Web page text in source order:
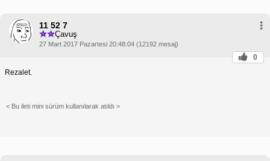
11 52 7
Çavuş
27 Mart 2017 Pazartesi 20:48:04 (12192 mesaj)
0
Rezalet.
< Bu ileti mini sürüm kullanılarak atıldı >